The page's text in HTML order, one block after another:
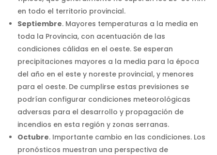
en todo el territorio provincial.
Septiembre. Mayores temperaturas a la media en
toda la Provincia, con acentuación de las
condiciones cálidas en el oeste. Se esperan
precipitaciones mayores a la media para la época
del año en el este y noreste provincial, y menores
para el oeste. De cumplirse estas previsiones se
podrían configurar condiciones meteorológicas
adversas para el desarrollo y propagación de
incendios en esta región y zonas serranas.
Octubre. Importante cambio en las condiciones. Los
pronósticos muestran una perspectiva de